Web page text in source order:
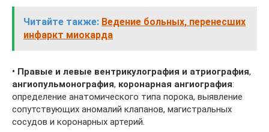
Читайте также: Ведение больных, перенесших
инфаркт миокарда
• Правые и левые вентрикулография и атриография,
ангиопульмонография, коронарная ангиография:
определение анатомического типа порока, выявление
сопутствующих аномалий клапанов, магистральных
сосудов и коронарных артерий.